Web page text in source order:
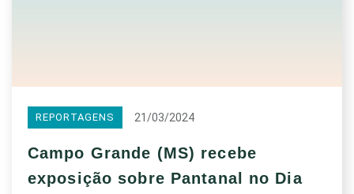
REPORTAGENS 21/03/2024
Campo Grande (MS) recebe
exposição sobre Pantanal no Dia